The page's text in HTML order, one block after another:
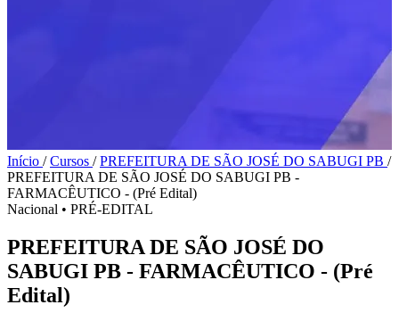
Início / Cursos / PREFEITURA DE SÃO JOSÉ DO SABUGI PB /
PREFEITURA DE SÃO JOSÉ DO SABUGI PB -
FARMACÊUTICO - (Pré Edital)
Nacional • PRÉ-EDITAL
PREFEITURA DE SÃO JOSÉ DO
SABUGI PB - FARMACÊUTICO - (Pré
Edital)